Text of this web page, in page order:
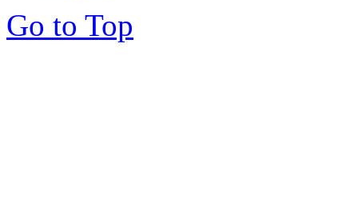
Go to Top